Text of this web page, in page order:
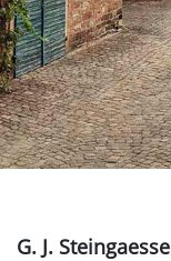
G. J.